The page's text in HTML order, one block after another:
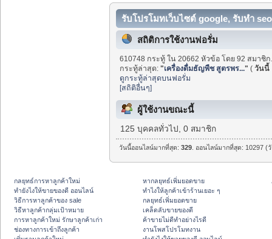
รับโปรโมทเว็บไซต์ google, รับทำ
สถิติการใช้งานฟอรั่ม
610748 กระทู้ ใน 20662 หัวข้อ โดย 92 สมาชิ
กระทู้ล่าสุด:"เครื่องดื่มธัญพืช สูตรพร..." (วันนี้
ดูกระทู้ล่าสุดบนฟอรั่ม
[สถิติอื่นๆ]
ผู้ใช้งานขณะนี้
125 บุคคลทั่วไป, 0 สมาชิก
วันนี้ออนไลน์มากที่สุด:329 . ออนไลน์มากที่สุด: 10297
กลยุทธ์การหาลูกค้าใหม่
ทํายังไงให้ขายของดี ออนไลน์
วิธีการหาลูกค้าของ sale
วิธีหาลูกค้ากลุ่มเป้าหมาย
การหาลูกค้าใหม่ รักษาลูกค้าเก่า
ช่องทางการเข้าถึงลูกค้า
หากลยุทธ์เพิ่มยอดขาย
ทําไงให้ลูกค้าเข้าร้านเยอะ ๆ
กลยุทธ์เพิ่มยอดขาย
เคล็ดลับขายของดี
ค้าขายไม่ดีทำอย่างไรดี
งานโพสโปรโมทงาน